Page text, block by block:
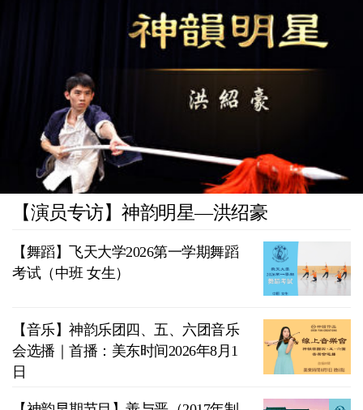
【演员专访】神韵明星—洪绍豪
【舞蹈】飞天大学2026第一学期舞蹈
考试（中班 女生）
【音乐】神韵乐团四、五、六团音乐
会选播｜首播：美东时间2026年8月1
日